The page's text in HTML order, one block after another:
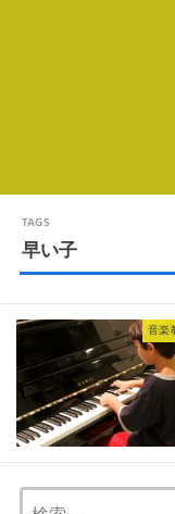
早い子
音楽